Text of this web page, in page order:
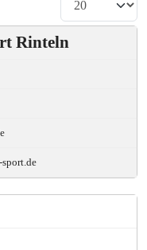
Anzeige #
Rinteln